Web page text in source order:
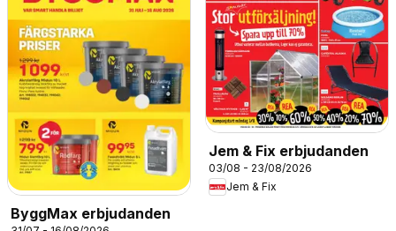
ByggMax erbjudanden
Jem & Fix erbjudanden
03/08 - 23/08/2026
Jem & Fix